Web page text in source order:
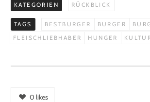
KATEGORIEN RÜCKBLICK
TAGS BESTBURGER BURGER
FLEISCHLIEBHABER
HUNGER
0 likes